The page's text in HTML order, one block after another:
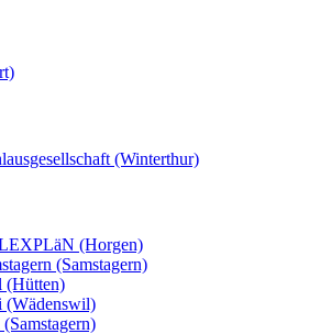
(Winterthur)
(Horgen)
(Samstagern)
(Hütten)
(Wädenswil)